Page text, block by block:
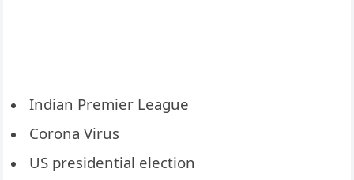
Indian Premier League
Corona Virus
US presidential election